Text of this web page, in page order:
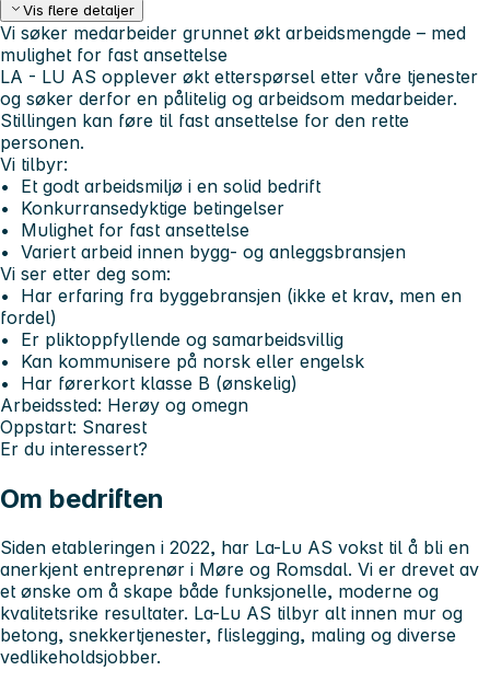
Vis flere detaljer
Vi søker medarbeider grunnet økt arbeidsmengde – med
mulighet for fast ansettelse
LA - LU AS opplever økt etterspørsel etter våre tjenester
og søker derfor en pålitelig og arbeidsom medarbeider.
Stillingen kan føre til fast ansettelse for den rette
personen.
Vi tilbyr:
• Et godt arbeidsmiljø i en solid bedrift
• Konkurransedyktige betingelser
• Mulighet for fast ansettelse
• Variert arbeid innen bygg- og anleggsbransjen
Vi ser etter deg som:
• Har erfaring fra byggebransjen (ikke et krav, men en
fordel)
• Er pliktoppfyllende og samarbeidsvillig
• Kan kommunisere på norsk eller engelsk
• Har førerkort klasse B (ønskelig)
Arbeidssted: Herøy og omegn
Oppstart: Snarest
Er du interessert?
Om bedriften
Siden etableringen i 2022, har La-Lu AS vokst til å bli en
anerkjent entreprenør i Møre og Romsdal. Vi er drevet av
et ønske om å skape både funksjonelle, moderne og
kvalitetsrike resultater. La-Lu AS tilbyr alt innen mur og
betong, snekkertjenester, flislegging, maling og diverse
vedlikeholdsjobber.